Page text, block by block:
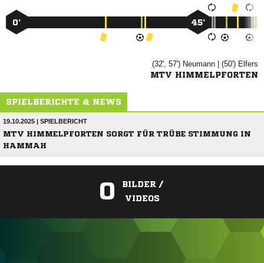
0’ 45’
(32', 57')  | (50') 
MTV HIMMELPFORTEN
SPIELBERICHTE & NEWS
19.10.2025 | SPIELBERICHT
MTV HIMMELPFORTEN SORGT FÜR TRÜBE STIMMUNG IN
HAMMAH
0
BILDER /
VIDEOS